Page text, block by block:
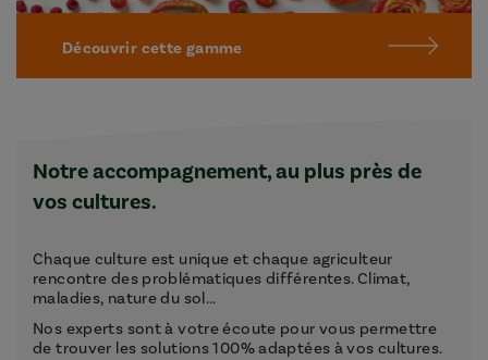
Découvrir cette gamme
Notre accompagnement, au plus près de
vos cultures.
Chaque culture est unique et chaque agriculteur
rencontre des problématiques différentes. Climat,
maladies, nature du sol...
Nos experts sont à votre écoute pour vous permettre
de trouver les solutions 100% adaptées à vos cultures.